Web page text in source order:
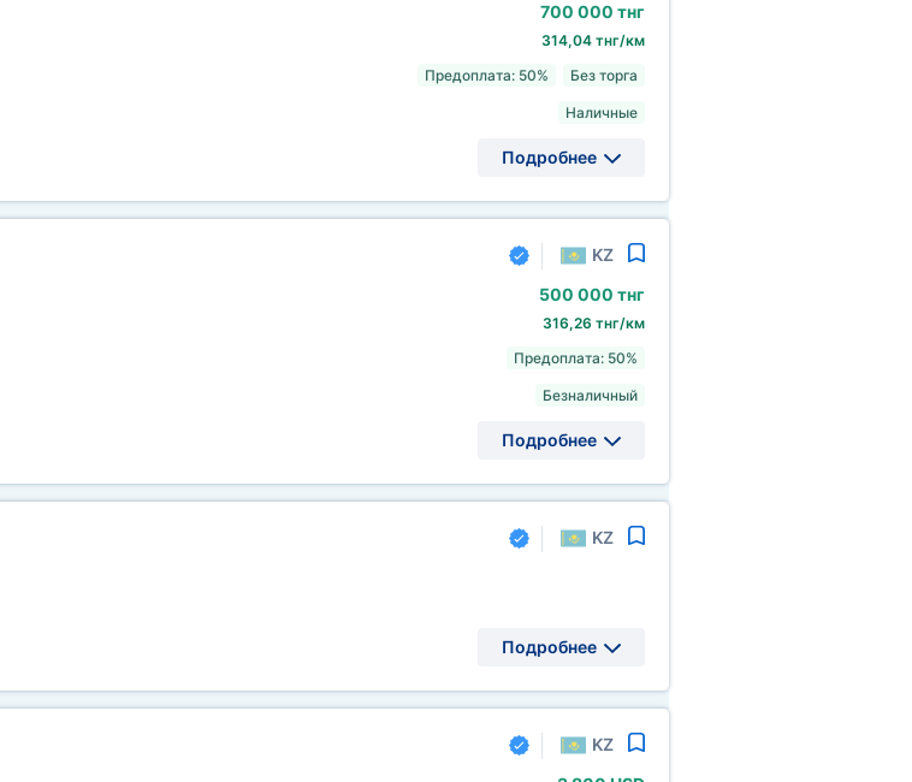
700 000 тнг
314,04 тнг/км
Предоплата: 50%
Без торга
Наличные
Подробнее
KZ
500 000 тнг
316,26 тнг/км
Предоплата: 50%
Безналичный
Подробнее
KZ
Подробнее
KZ